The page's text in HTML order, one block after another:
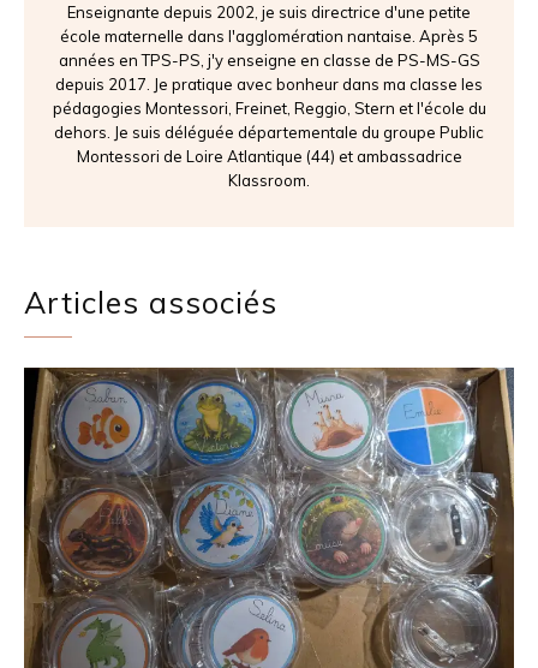
Enseignante depuis 2002, je suis directrice d'une petite
école maternelle dans l'agglomération nantaise. Après 5
années en TPS-PS, j'y enseigne en classe de PS-MS-GS
depuis 2017. Je pratique avec bonheur dans ma classe les
pédagogies Montessori, Freinet, Reggio, Stern et l'école du
dehors. Je suis déléguée départementale du groupe Public
Montessori de Loire Atlantique (44) et ambassadrice
Klassroom.
Articles associés